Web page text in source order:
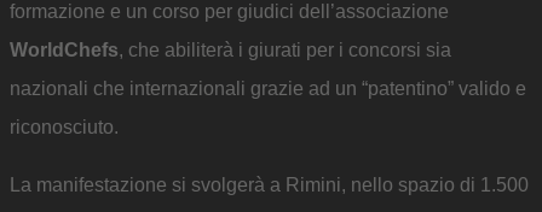
formazione e un corso per giudici dell’associazione
WorldChefs, che abiliterà i giurati per i concorsi sia
nazionali che internazionali grazie ad un “patentino” valido e
riconosciuto.
La manifestazione si svolgerà a Rimini, nello spazio di 1.500